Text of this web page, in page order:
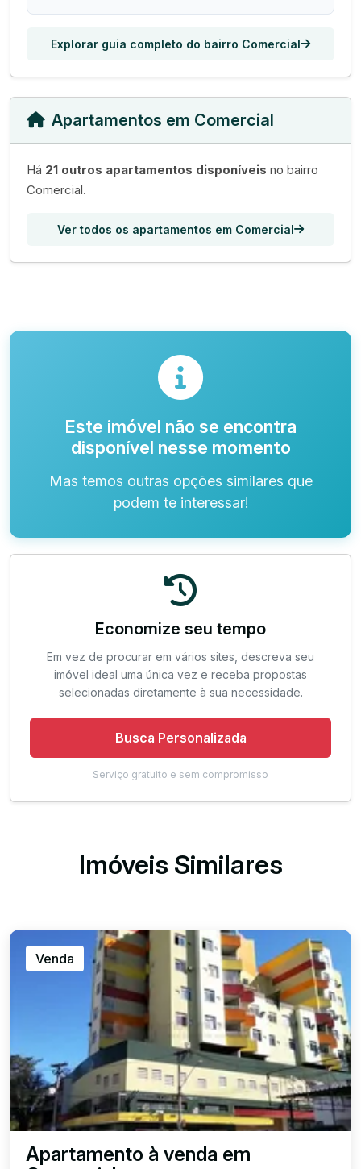
Explorar guia completo do bairro Comercial
Apartamentos em Comercial
Há 21 outros apartamentos disponíveis no bairro
Comercial.
Ver todos os apartamentos em Comercial
Este imóvel não se encontra
disponível nesse momento
Mas temos outras opções similares que
podem te interessar!
Economize seu tempo
Em vez de procurar em vários sites, descreva seu
imóvel ideal uma única vez e receba propostas
selecionadas diretamente à sua necessidade.
Busca Personalizada
Serviço gratuito e sem compromisso
Imóveis Similares
Venda
Apartamento à venda em